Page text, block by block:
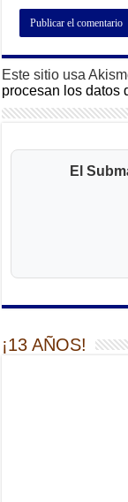
Este sitio usa
procesan los datos
El
¡13 AÑOS!